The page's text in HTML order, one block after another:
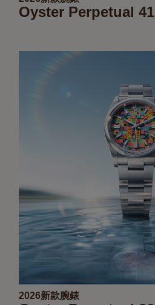
Oyster Perpetual 41
2026新款腕錶